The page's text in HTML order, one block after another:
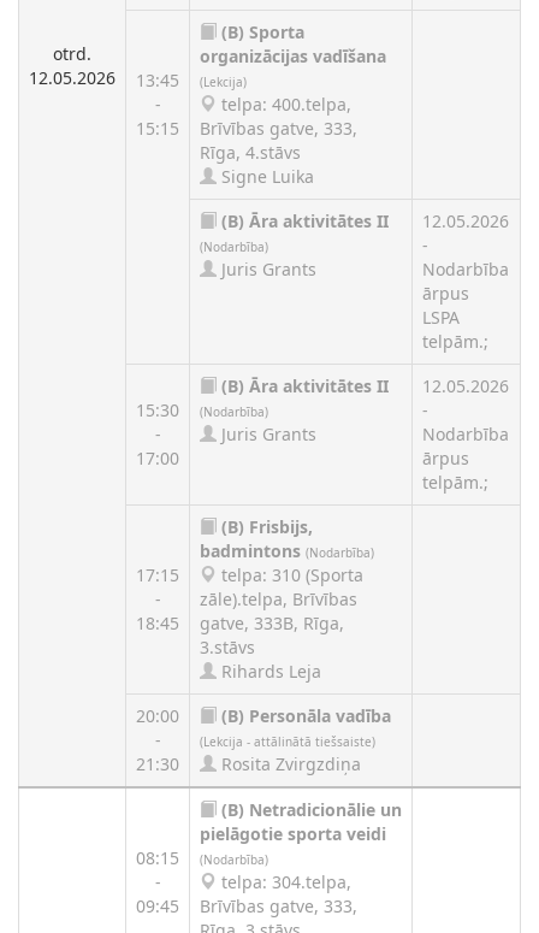
otrd.
12.05.2026
13:45
-
15:15
(B) Sporta
organizācijas vadīšana
(Lekcija)
telpa: 400.telpa,
Brīvības gatve, 333,
Rīga, 4.stāvs
Signe Luika
(B) Āra aktivitātes II
(Nodarbība)
Juris Grants
12.05.2026
-
Nodarbība
ārpus
LSPA
telpām.;
15:30
-
17:00
(B) Āra aktivitātes II
(Nodarbība)
Juris Grants
12.05.2026
-
Nodarbība
ārpus
telpām.;
17:15
-
18:45
(B) Frisbijs,
badmintons (Nodarbība)
telpa: 310 (Sporta
zāle).telpa, Brīvības
gatve, 333B, Rīga,
3.stāvs
Rihards Leja
20:00
-
21:30
(B) Personāla vadība
(Lekcija - attālinātā tiešsaiste)
Rosita Zvirgzdiņa
08:15
-
09:45
(B) Netradicionālie un
pielāgotie sporta veidi
(Nodarbība)
telpa: 304.telpa,
Brīvības gatve, 333,